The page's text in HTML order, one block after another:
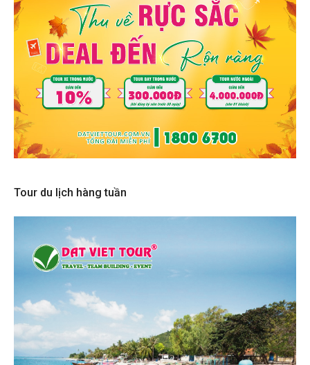
Tour du lịch hàng tuần